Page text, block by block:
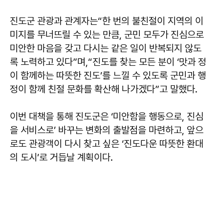
진도군 관광과 관계자는“한 번의 불친절이 지역의 이
미지를 무너뜨릴 수 있는 만큼, 군민 모두가 진심으로
미안한 마음을 갖고 다시는 같은 일이 반복되지 않도
록 노력하고 있다”며,“진도를 찾는 모든 분이 ‘맛과 정
이 함께하는 따뜻한 진도’를 느낄 수 있도록 군민과 행
정이 함께 친절 문화를 확산해 나가겠다”고 말했다.
이번 대책을 통해 진도군은 ‘미안함을 행동으로, 진심
을 서비스로’ 바꾸는 변화의 출발점을 마련하고, 앞으
로도 관광객이 다시 찾고 싶은 ‘진도다운 따뜻한 환대
의 도시’로 거듭날 계획이다.